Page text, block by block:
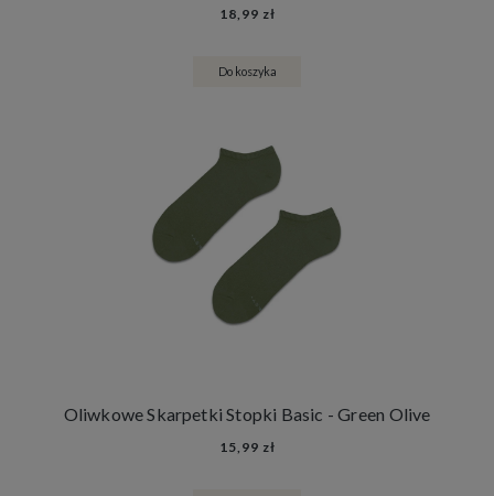
18,99 zł
Do koszyka
Oliwkowe Skarpetki Stopki Basic - Green Olive
15,99 zł